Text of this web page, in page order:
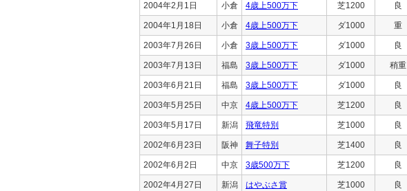
2004年2月1日 小倉 4歳上500万下 芝1200 良
2004年1月18日 小倉 4歳上500万下 ダ1000 重
2003年7月26日 小倉 3歳上500万下 ダ1000 良
2003年7月13日 福島 3歳上500万下 ダ1000 稍重
2003年6月21日 福島 3歳上500万下 ダ1000 良
2003年5月25日 中京 4歳上500万下 芝1200 良
2003年5月17日 新潟 飛竜特別 芝1000 良
2002年6月23日 阪神 舞子特別 芝1400 良
2002年6月2日 中京 3歳500万下 芝1200 良
2002年4月27日 新潟 はやぶさ賞 芝1000 良